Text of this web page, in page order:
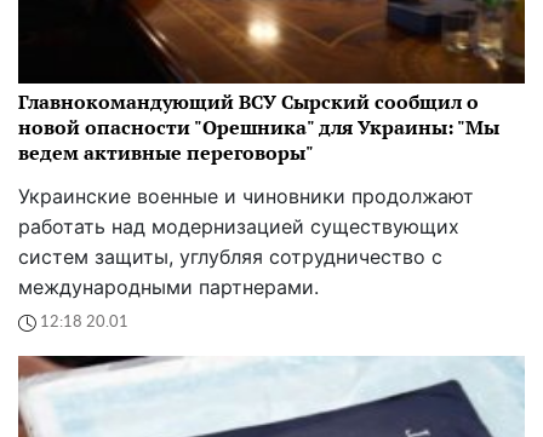
Главнокомандующий ВСУ Сырский сообщил о
новой опасности "Орешника" для Украины: "Мы
ведем активные переговоры"
Украинские военные и чиновники продолжают
работать над модернизацией существующих
систем защиты, углубляя сотрудничество с
международными партнерами.
12:18 20.01